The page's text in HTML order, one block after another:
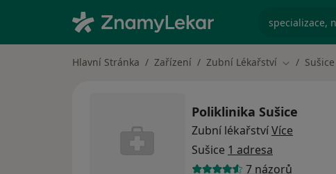
specializace,
Hlavní Stránka Zařízení Zubní Lékařství ZměnaSušice
Poliklinika Sušice
Zubní lékařstvíVíce
Sušice 1 adresa
7 názorů